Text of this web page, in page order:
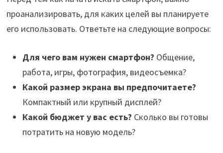
проанализировать, для каких целей вы планируете
его использовать. Ответьте на следующие вопросы:
Для чего вам нужен смартфон? Общение,
работа, игры, фотография, видеосъемка?
Какой размер экрана вы предпочитаете?
Компактный или крупный дисплей?
Какой бюджет у вас есть? Сколько вы готовы
потратить на новую модель?